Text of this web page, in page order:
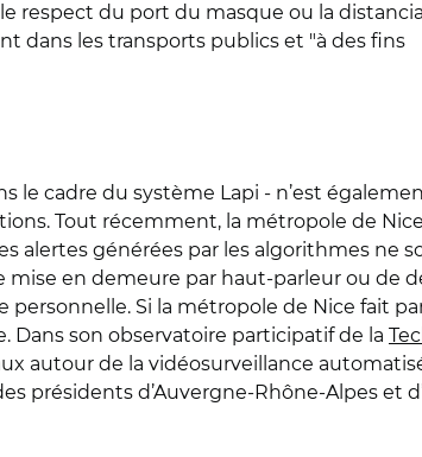
respect du port du masque ou la
dans les transports publics et "à des fins
le cadre du système Lapi - n’est
Tout récemment, la métropole de Nice
alertes générées par les algorithmes ne
mise en demeure par haut-parleur ou de
personnelle. Si la métropole de Nice fait
Dans son observatoire participatif de la
autour de la vidéosurveillance
présidents d’Auvergne-Rhône-Alpes et